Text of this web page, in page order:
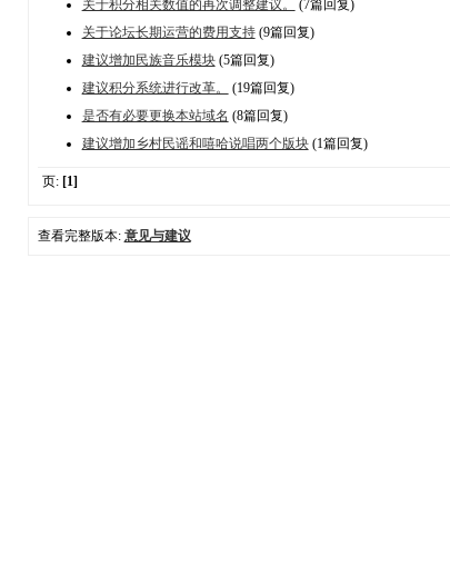
关于积分相关数值的再次调整建议。
(7篇回复)
关于论坛长期运营的费用支持(9篇回复)
建议增加民族音乐模块(5篇回复)
建议积分系统进行改革。
(19篇回复)
是否有必要更换本站域名 (8篇回复)
建议增加乡村民谣和嘻哈说唱两个版块(1篇回复)
页: [1]
查看完整版本: 意见与建议